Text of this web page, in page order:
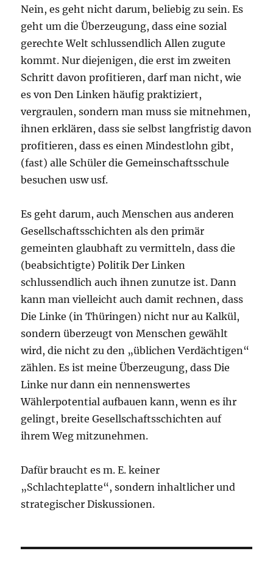
Nein, es geht nicht darum, beliebig zu sein. Es
geht um die Überzeugung, dass eine sozial
gerechte Welt schlussendlich Allen zugute
kommt. Nur diejenigen, die erst im zweiten
Schritt davon profitieren, darf man nicht, wie
es von Den Linken häufig praktiziert,
vergraulen, sondern man muss sie mitnehmen,
ihnen erklären, dass sie selbst langfristig davon
profitieren, dass es einen Mindestlohn gibt,
(fast) alle Schüler die Gemeinschaftsschule
besuchen usw usf.
Es geht darum, auch Menschen aus anderen
Gesellschaftsschichten als den primär
gemeinten glaubhaft zu vermitteln, dass die
(beabsichtigte) Politik Der Linken
schlussendlich auch ihnen zunutze ist. Dann
kann man vielleicht auch damit rechnen, dass
Die Linke (in Thüringen) nicht nur au Kalkül,
sondern überzeugt von Menschen gewählt
wird, die nicht zu den „üblichen Verdächtigen“
zählen. Es ist meine Überzeugung, dass Die
Linke nur dann ein nennenswertes
Wählerpotential aufbauen kann, wenn es ihr
gelingt, breite Gesellschaftsschichten auf
ihrem Weg mitzunehmen.
Dafür braucht es m. E. keiner
„Schlachteplatte“, sondern inhaltlicher und
strategischer Diskussionen.